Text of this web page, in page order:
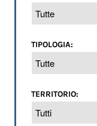
TIPOLOGIA:
TERRITORIO: